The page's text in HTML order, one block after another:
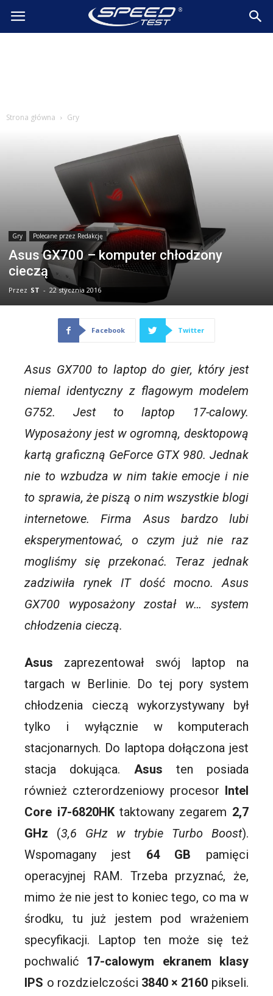
SpeedTest.pl
Strona główna Gry
Gry Polecane przez Redakcję
Asus GX700 – komputer chłodzony
cieczą
Przez ST - 22 stycznia 2016
Facebook Twitter
Asus GX700 to laptop do gier, który jest
niemal identyczny z flagowym modelem
G752. Jest to laptop 17-calowy.
Wyposażony jest w ogromną, desktopową
kartą graficzną GeForce GTX 980. Jednak
nie to wzbudza w nim takie emocje i nie
to sprawia, że piszą o nim wszystkie blogi
internetowe. Firma Asus bardzo lubi
eksperymentować, o czym już nie raz
mogliśmy się przekonać. Teraz jednak
zadziwiła rynek IT dość mocno. Asus
GX700 wyposażony został w… system
chłodzenia cieczą.
Asus zaprezentował swój laptop na
targach w Berlinie. Do tej pory system
chłodzenia cieczą wykorzystywany był
tylko i wyłącznie w komputerach
stacjonarnych. Do laptopa dołączona jest
stacja dokująca. Asus ten posiada
również czterordzeniowy procesor
Intel
Core i7-6820HKtaktowany zegarem 2,7
GHz (3,6 GHz w trybie Turbo Boost).
Wspomagany jest 64 GB pamięci
operacyjnej RAM. Trzeba przyznać, że,
mimo że nie jest to koniec tego, co ma w
środku, tu już jestem pod wrażeniem
specyfikacji. Laptop ten może się też
pochwalić 17-calowym ekranem klasy
IPS o rozdzielczości 3840 × 2160 pikseli.